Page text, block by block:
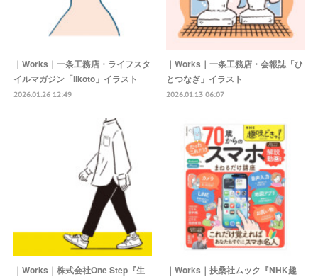
｜Works｜一条工務店・ライフスタ
イルマガジン「iikoto」イラスト
2026.01.26 12:49
｜Works｜一条工務店・会報誌「ひ
とつなぎ」イラスト
2026.01.13 06:07
｜Works｜株式会社One Step『生
｜Works｜扶桑社ムック『NHK趣